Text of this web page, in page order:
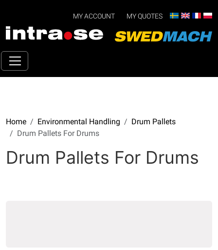
MY ACCOUNT MY QUOTES
Home Environmental Handling
Drum Pallets
Drum Pallets For Drums
Drum Pallets For Drums